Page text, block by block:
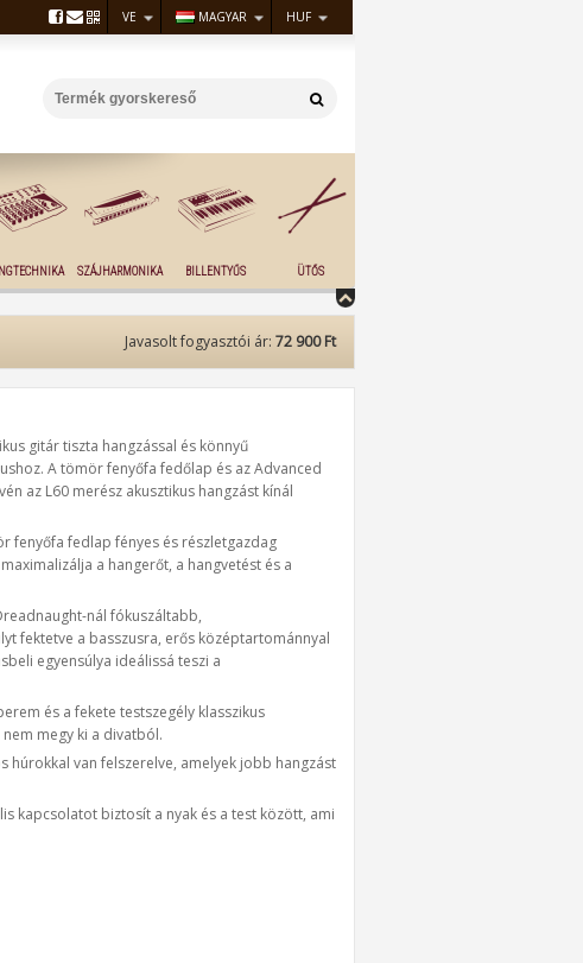
VE MAGYAR HUF
SZÁJHARMONIKA BILLENTYŰS ÜTŐS
Javasolt fogyasztói ár: 72 900 Ft
gitár tiszta hangzással és könnyű
A tömör fenyőfa fedőlap és az Advanced
az L60 merész akusztikus hangzást kínál
fenyőfa fedlap fényes és részletgazdag
a hangerőt, a hangvetést és a
nál fókuszáltabb,
fektetve a basszusra, erős középtartománnyal
egyensúlya ideálissá teszi a
és a fekete testszegély klasszikus
megy ki a divatból.
van felszerelve, amelyek jobb hangzást
kapcsolatot biztosít a nyak és a test között, ami